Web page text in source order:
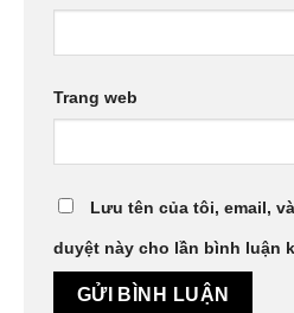
Trang web
Lưu tên của tôi, email,
duyệt này cho lần bình luận